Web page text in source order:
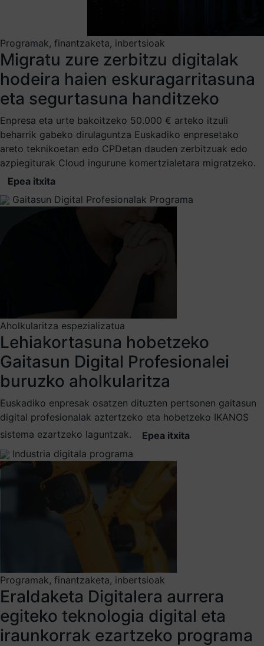
Programak, finantzaketa, inbertsioak
Migratu zure zerbitzu digitalak
hodeira haien eskuragarritasuna
eta segurtasuna handitzeko
Enpresa eta urte bakoitzeko 50.000 € arteko itzuli
beharrik gabeko dirulaguntza Euskadiko enpresetako
areto teknikoetan edo CPDetan dauden zerbitzuak edo
azpiegiturak Cloud ingurune komertzialetara migratzeko.
Epea itxita
Gaitasun Digital Profesionalak Programa
Aholkularitza espezializatua
Lehiakortasuna hobetzeko
Gaitasun Digital Profesionalei
buruzko aholkularitza
Euskadiko enpresak osatzen dituzten pertsonen gaitasun
digital profesionalak aztertzeko eta hobetzeko IKANOS
sistema ezartzeko laguntzak.
Epea itxita
Industria digitala programa
Programak, finantzaketa, inbertsioak
Eraldaketa Digitalera aurrera
egiteko teknologia digital eta
iraunkorrak ezartzeko programa